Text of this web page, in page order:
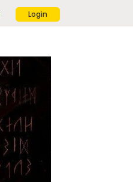
Login